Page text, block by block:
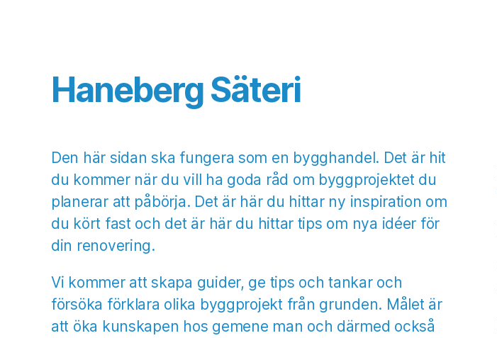
Haneberg Säteri
Den här sidan ska fungera som en bygghandel. Det är hit
du kommer när du vill ha goda råd om byggprojektet du
planerar att påbörja. Det är här du hittar ny inspiration om
du kört fast och det är här du hittar tips om nya idéer för
din renovering.
Vi kommer att skapa guider, ge tips och tankar och
försöka förklara olika byggprojekt från grunden. Målet är
att öka kunskapen hos gemene man och därmed också